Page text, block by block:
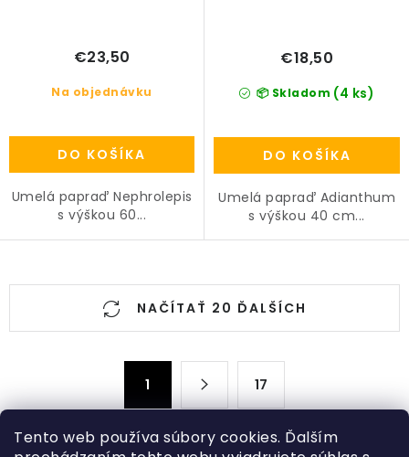
Tento web používa súbory cookies. Ďalším
Na objednávku
€23,50
DO KOŠÍKA
Umelá papraď Nephrolepis
s výškou 60...
📦 Skladom (4 ks)
€18,50
DO KOŠÍKA
Umelá papraď Adianthum
s výškou 40 cm...
O
a
c
NAČÍTAŤ 20 ĎALŠÍCH
r
á
1 17